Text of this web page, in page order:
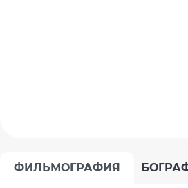
ФИЛЬМОГРАФИЯ